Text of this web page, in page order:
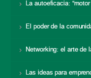
La autoeficacia:
El poder de la
Networking: el arte de
Las ideas para